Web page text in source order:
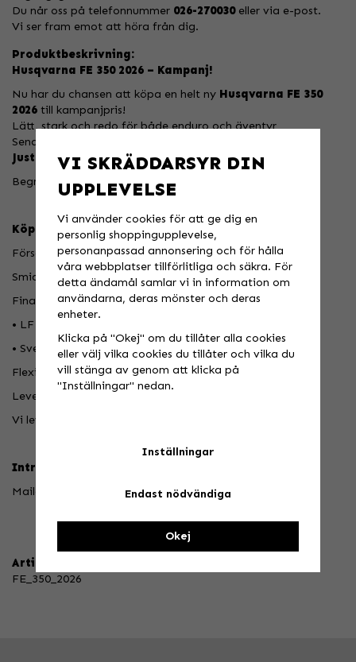
Du når oss på telefonnummer 026-270030eller via e-post.
Vi ser fram emot att höra från dig.
Produktbeskrivning:
Husqvarna FE 350 2026 – Kampanj!
Nu har du chansen att köpa en helt ny Husqvarna FE 350
2026 till kampanjpris!
Lätt, stark och redo för både enduro och äventyr
Senaste tekniken och uppdaterad design
Just nu: –15 000 kr på ordinarie pris
Begränsat antal – först till kvarn!
Köp tryggt hos Speedstore
Försäkring via Svedea
Smidiga och prisvärda alternativ från dag ett.
Finansiering erbjuds via
• LF Finans
• Svea Ekonomi
Flexibla upplägg – snabbt och enkelt.
Leverans i hela Sverige
Vi levererar tryggt hem till din dörr.
Intresserad eller vill veta leveranstid?
Maila oss: info@speedstore.nu
Artikelnummer:
FE_350_2026
VI SKRÄDDARSYR DIN
UPPLEVELSE
Vi använder cookies för att ge dig en
personlig shoppingupplevelse,
personanpassad annonsering och för hålla
våra webbplatser tillförlitliga och säkra. För
detta ändamål samlar vi in information om
användarna, deras mönster och deras
enheter.
Klicka på "Okej" om du tillåter alla cookies
eller välj vilka cookies du tillåter och vilka du
vill stänga av genom att klicka på
"Inställningar" nedan.
Inställningar
Endast nödvändiga
Okej